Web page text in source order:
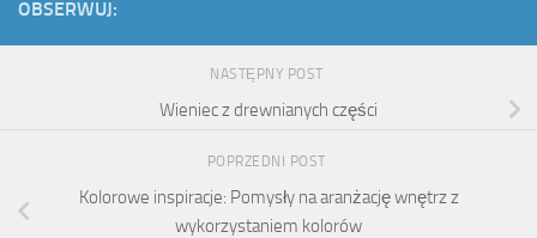
OBSERWUJ:
NASTĘPNY POST
Wieniec z drewnianych części
POPRZEDNI POST
Kolorowe inspiracje: Pomysły na aranżację wnętrz z
wykorzystaniem kolorów